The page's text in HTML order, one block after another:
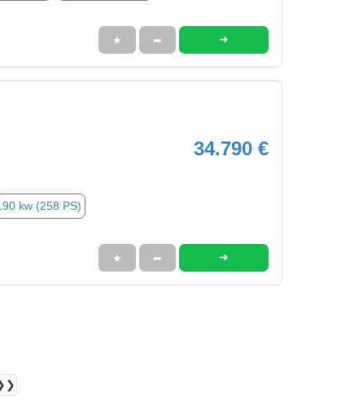
★ ➦ ➜
34.790 €
kw (258 PS)
★ ➦ ➜